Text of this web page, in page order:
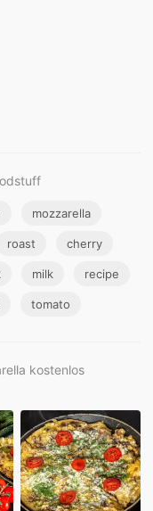
mozzarella
roast cherry
milk recipe
tomato
kostenlos